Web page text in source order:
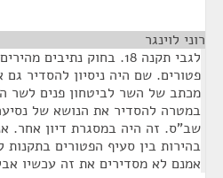
רוני לוינגר
לגבי תקנה 18. בחוק
פטורים. שם היה ניסיון להסדיר
מכתב של השר לביטחון פנים לשר
במטרה להסדיר את הנושא של
שב"ס. זה היה במסגרת דיון אחר.
בהירות בין סעיף הפטורים
אמנם לא מסדירים את זה עכשיו